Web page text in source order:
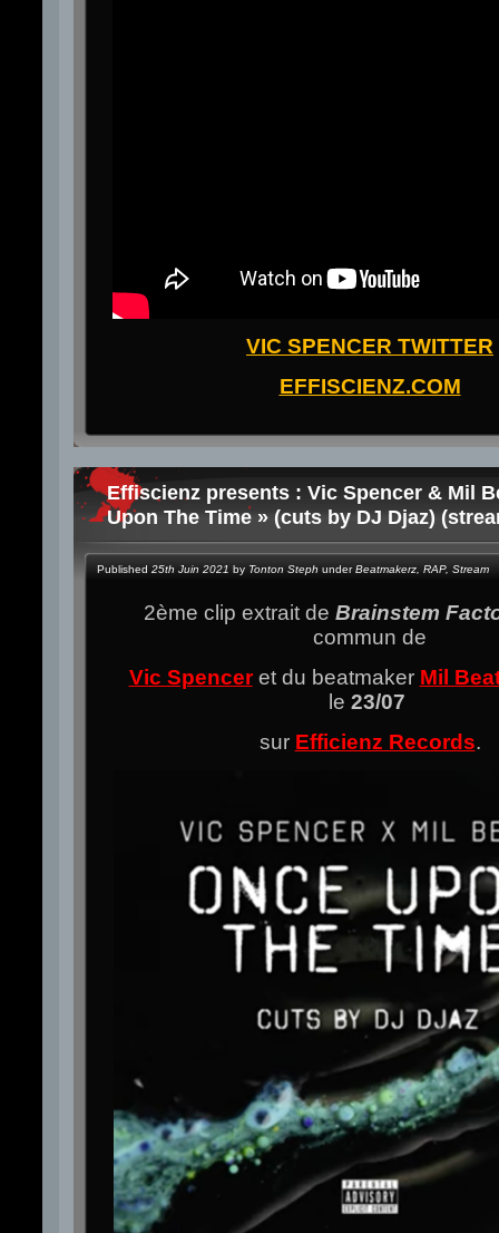
VIC SPENCER TWITTER
EFFISCIENZ.COM
Effiscienz presents : Vic Spencer & Mil
Upon The Time » (cuts by DJ Djaz)
Published 25th Juin 2021 by Tonton Steph underBeatmakerz RAP, Stream
2ème clip extrait de Brainstem
commun de
Vic Spenceret du beatmaker Mil
le 23/07
sur Efficienz Records.